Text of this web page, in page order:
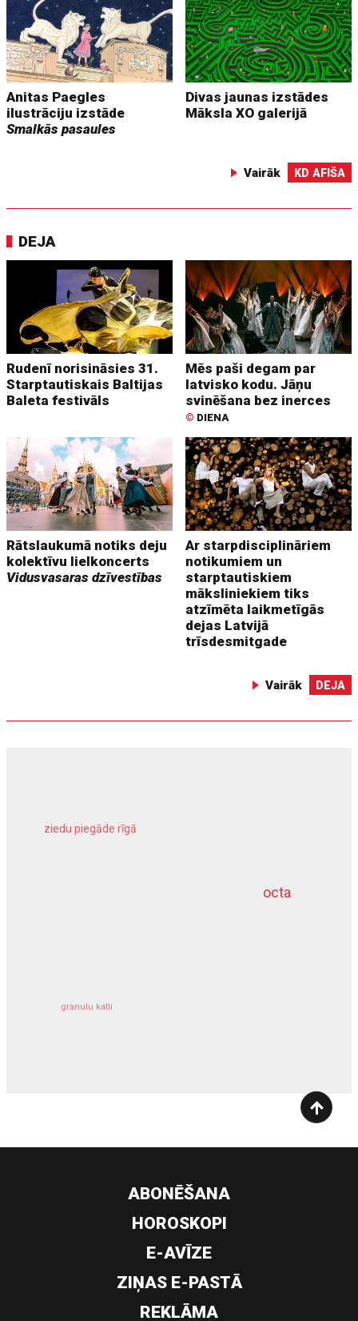
Anitas Paegles
ilustrāciju izstāde
Smalkās pasaules
Divas jaunas izstādes
Māksla XO galerijā
Vairāk KD AFIŠA
DEJA
Rudenī norisināsies 31.
Starptautiskais Baltijas
Baleta festivāls
Mēs paši degam par
latvisko kodu. Jāņu
svinēšana bez inerces
© DIENA
Rātslaukumā notiks deju
kolektīvu lielkoncerts
Vidusvasaras dzīvestības
Ar starpdisciplināriem
notikumiem un
starptautiskiem
māksliniekiem tiks
atzīmēta laikmetīgās
dejas Latvijā
trīsdesmitgade
Vairāk DEJA
octa
ziedu piegāde rīgā
granulu katli
dziļurbums
ABONĒŠANA
HOROSKOPI
E-AVĪZE
ZIŅAS E-PASTĀ
REKLĀMA